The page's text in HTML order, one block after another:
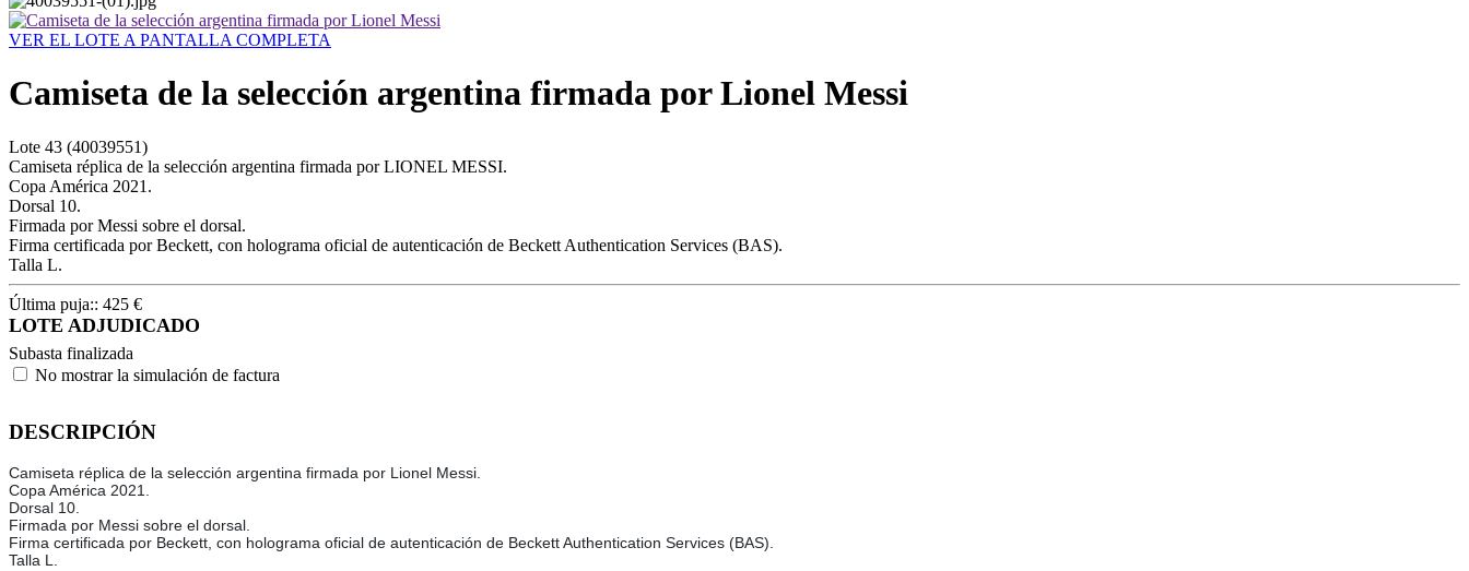
VER EL LOTE A PANTALLA COMPLETA
Camiseta de la selección argentina firmada por Lionel Messi
Lote 43 (40039551)
Camiseta réplica de la selección argentina firmada por LIONEL MESSI.
Copa América 2021.
Dorsal 10.
Firmada por Messi sobre el dorsal.
Firma certificada por Beckett, con holograma oficial de autenticación de Beckett Authentication Services (BAS).
Talla L.
Última puja:: 425 €
LOTE ADJUDICADO
Subasta finalizada
No mostrar la simulación de factura
DESCRIPCIÓN
Camiseta réplica de la selección argentina firmada por Lionel Messi.
Copa América 2021.
Dorsal 10.
Firmada por Messi sobre el dorsal.
Firma certificada por Beckett, con holograma oficial de autenticación de Beckett Authentication Services (BAS).
Talla L.